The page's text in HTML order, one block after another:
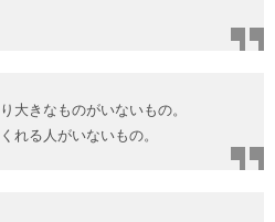
大きなものがいないもの。
れる人がいないもの。